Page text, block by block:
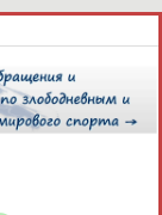
года,04:38